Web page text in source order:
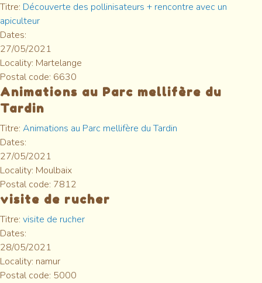
Titre: Découverte des pollinisateurs + rencontre avec un
apiculteur
Dates:
27/05/2021
Locality: Martelange
Postal code: 6630
Animations au Parc mellifère du
Tardin
Titre: Animations au Parc mellifère du Tardin
Dates:
27/05/2021
Locality: Moulbaix
Postal code: 7812
visite de rucher
Titre: visite de rucher
Dates:
28/05/2021
Locality: namur
Postal code: 5000